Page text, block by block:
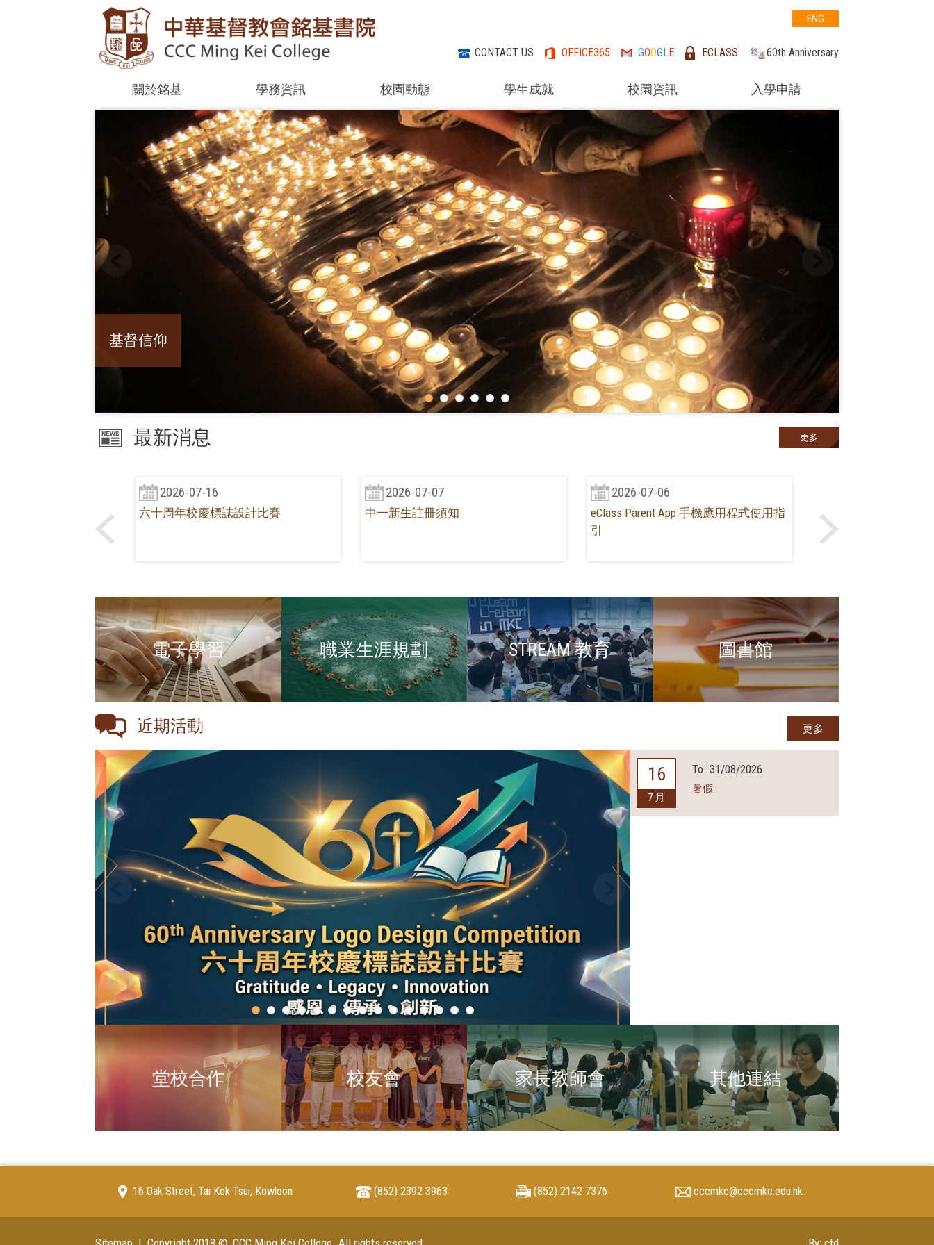
ENG
CONTACT US OFFICE365 GOOGLE ECLASS 60th Anniversary
關於銘基 學務資訊 校園動態 學生成就 校園資訊 入學申請
基督信仰
更多
最新消息
2026-07-16
六十周年校慶標誌設計比賽
2026-07-07
中一新生註冊須知
2026-07-06
eClass Parent App 手機應用程式使用指
引
全方位學習及遊學團
電子學習 職業生涯規劃 STREAM 教育 圖書館
更多
近期活動
16
7 月
To 31/08/2026
暑假
堂校合作 校友會 家長教師會 其他連結
16 Oak Street, Tai Kok Tsui, Kowloon (852) 2392 3963 (852) 2142 7376 cccmkc@cccmkc.edu.hk